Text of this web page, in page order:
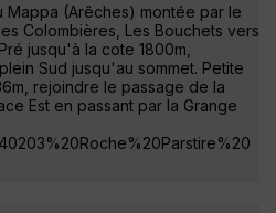
Mappa (Arêches) montée par le
Colombières, Les Bouchets vers
jusqu'à la cote 1800m,
Sud jusqu'au sommet. Petite
rejoindre le passage de la
Est en passant par la Grange